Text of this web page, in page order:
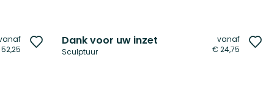
VoegDank voor uw inzet
Sculptuur
vanaf
€ 24,75